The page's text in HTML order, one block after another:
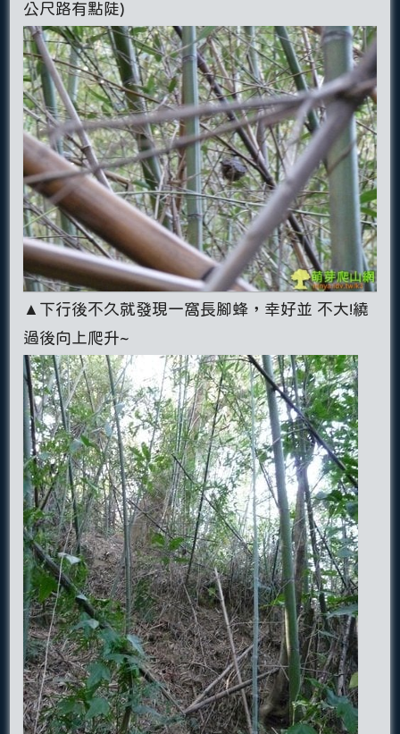
公尺路有點陡)
▲下行後不久就發現一窩長腳蜂，幸好並 不大!繞
過後向上爬升~